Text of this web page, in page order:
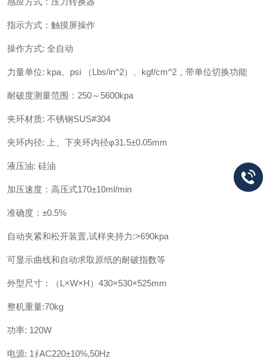
指示方式：触摸屏操作
操作方式: 全自动
力量单位: kpa、psi （Lbs/in^2）、kgf/cm^2，带单位切换功能
耐破度测量范围：250～5600kpa
夹环材质: 不锈钢SUS#304
夹环内径: 上、下夹环内径φ31.5±0.05mm
液压油: 硅油
加压速度：高压式170±10ml/min
准确度：±0.5%
自动夹紧和松开装置,试样夹持力:>690kpa
可显示曲线和自动求取原纸的耐破指数等
外型尺寸：（L×W×H）430×530×525mm
整机重量:70kg
功率: 120W
电源: 1∮AC220±10%,50Hz